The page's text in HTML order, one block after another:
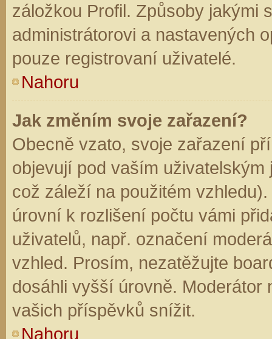
záložkou Profil. Způsoby jakými
administrátorovi a nastavených
pouze registrovaní uživatelé.
Nahoru
Jak změním svoje zařazení?
Obecně vzato, svoje zařazení
objevují pod vaším
což záleží na použitém
úrovní k rozlišení počtu vámi
uživatelů, např. označení
vzhled. Prosím, nezatěžujte
dosáhli vyšší úrovně. Moderátor
vašich příspěvků snížit.
Nahoru